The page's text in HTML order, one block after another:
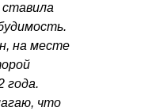
на месте
года.
что